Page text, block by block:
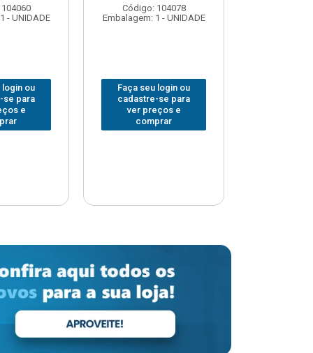
- UNIDADE
login ou
se para
e
Código: 104086
Embalagem: 1 - UNIDADE
Faça seu login ou
cadastre-se para
ver preços e
comprar